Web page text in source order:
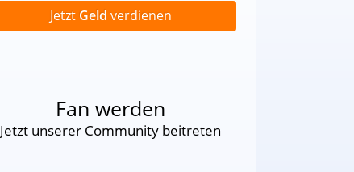
Jetzt Geld verdienen
Fan werden
Jetzt unserer Community beitreten